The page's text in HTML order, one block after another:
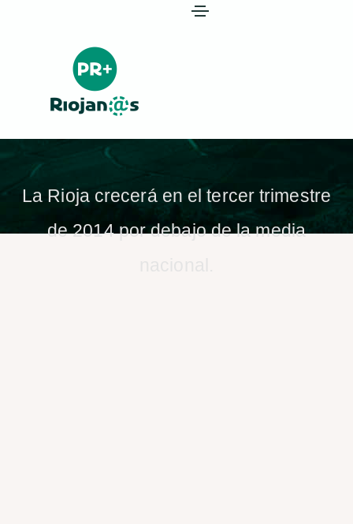
La Rioja crecerá en el tercer trimestre
de 2014 por debajo de la media